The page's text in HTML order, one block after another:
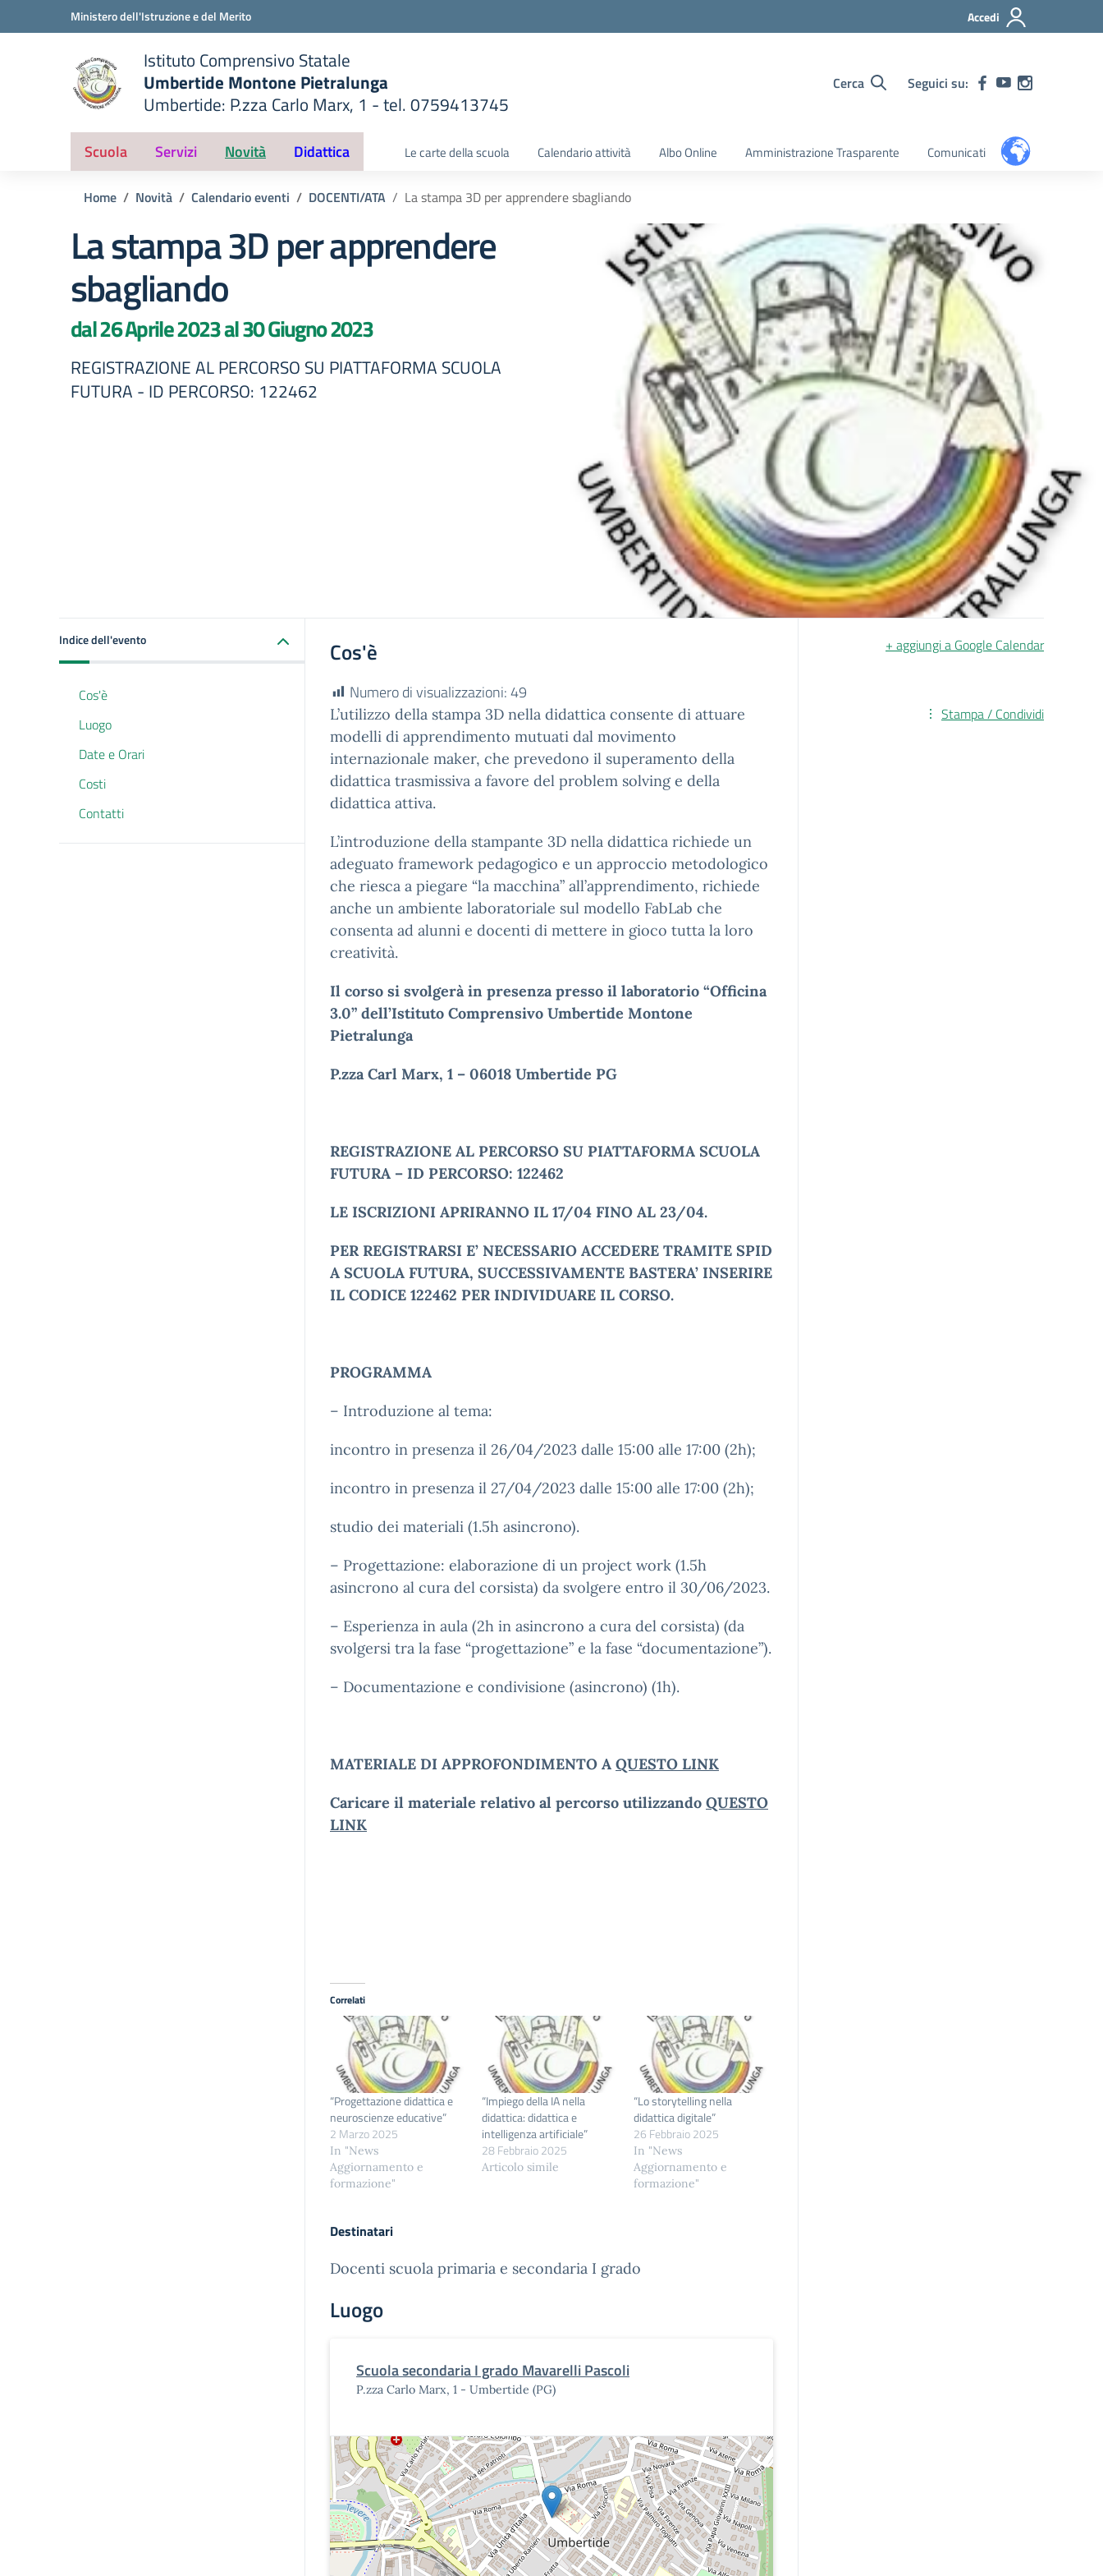
Vai ai contenuti
Vai al menu di navigazioneMinistero dell'Istruzione e del Merito Accedi
scuola
Istituto Comprensivo Statale
Umbertide Montone Pietralunga
Umbertide: P.zza Carlo Marx, 1 - tel. 0759413745
— Visita la pagina iniziale della scuola
Cerca Seguici su:
Scuola Servizi Novità Didattica Le carte della scuola Calendario attività Albo Online Amministrazione Trasparente Comunicati
Home Novità Calendario eventi DOCENTI/ATA La stampa 3D per apprendere sbagliando
La stampa 3D per apprendere
sbagliando
dal 26 Aprile 2023 al 30 Giugno 2023
REGISTRAZIONE AL PERCORSO SU PIATTAFORMA SCUOLA
FUTURA - ID PERCORSO: 122462
Indice dell'evento
Cos'è
Luogo
Date e Orari
Costi
Contatti
Cos'è
Numero di visualizzazioni:49
L’utilizzo della stampa 3D nella didattica consente di attuare
modelli di apprendimento mutuati dal movimento
internazionale maker, che prevedono il superamento della
didattica trasmissiva a favore del problem solving e della
didattica attiva.
L’introduzione della stampante 3D nella didattica richiede un
adeguato framework pedagogico e un approccio metodologico
che riesca a piegare “la macchina” all’apprendimento, richiede
anche un ambiente laboratoriale sul modello FabLab che
consenta ad alunni e docenti di mettere in gioco tutta la loro
creatività.
Il corso si svolgerà in presenza presso il laboratorio “Officina
3.0” dell’Istituto Comprensivo Umbertide Montone
Pietralunga
P.zza Carl Marx, 1 – 06018 Umbertide PG
REGISTRAZIONE AL PERCORSO SU PIATTAFORMA SCUOLA
FUTURA – ID PERCORSO: 122462
LE ISCRIZIONI APRIRANNO IL 17/04 FINO AL 23/04.
PER REGISTRARSI E’ NECESSARIO ACCEDERE TRAMITE SPID
A SCUOLA FUTURA, SUCCESSIVAMENTE BASTERA’ INSERIRE
IL CODICE 122462 PER INDIVIDUARE IL CORSO.
PROGRAMMA
– Introduzione al tema:
incontro in presenza il 26/04/2023 dalle 15:00 alle 17:00 (2h);
incontro in presenza il 27/04/2023 dalle 15:00 alle 17:00 (2h);
studio dei materiali (1.5h asincrono).
– Progettazione: elaborazione di un project work (1.5h
asincrono al cura del corsista) da svolgere entro il 30/06/2023.
– Esperienza in aula (2h in asincrono a cura del corsista) (da
svolgersi tra la fase “progettazione” e la fase “documentazione”).
– Documentazione e condivisione (asincrono) (1h).
MATERIALE DI APPROFONDIMENTO A QUESTO LINK
Caricare il materiale relativo al percorso utilizzando QUESTO
LINK
Correlati
“Progettazione didattica e
neuroscienze educative”
2 Marzo 2025
In "News
Aggiornamento e
formazione"
“Impiego della IA nella
didattica: didattica e
intelligenza artificiale”
28 Febbraio 2025
Articolo simile
“Lo storytelling nella
didattica digitale”
26 Febbraio 2025
In "News
Aggiornamento e
formazione"
Destinatari
Docenti scuola primaria e secondaria I grado
Luogo
Scuola secondaria I grado Mavarelli Pascoli
P.zza Carlo Marx, 1 - Umbertide (PG)
+ aggiungi a Google Calendar
Stampa / Condividi